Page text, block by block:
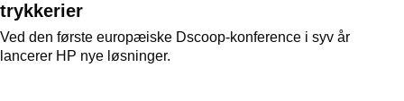
trykkerier
Ved den første europæiske Dscoop-konference i syv år
lancerer HP nye løsninger.